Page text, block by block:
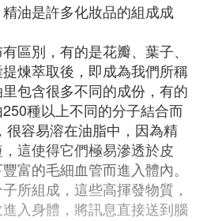
油是許多化妝品的組成成
區別，有的是花瓣、葉子、
煉萃取後，即成為我們所稱
包含很多不同的成份，有的
種以上不同的分子結合而
很容易溶在油脂中，因為精
這使得它們極易滲透於皮
富的毛細血管而進入體內。
所組成，這些高揮發物質，
入身體，將訊息直接送到腦